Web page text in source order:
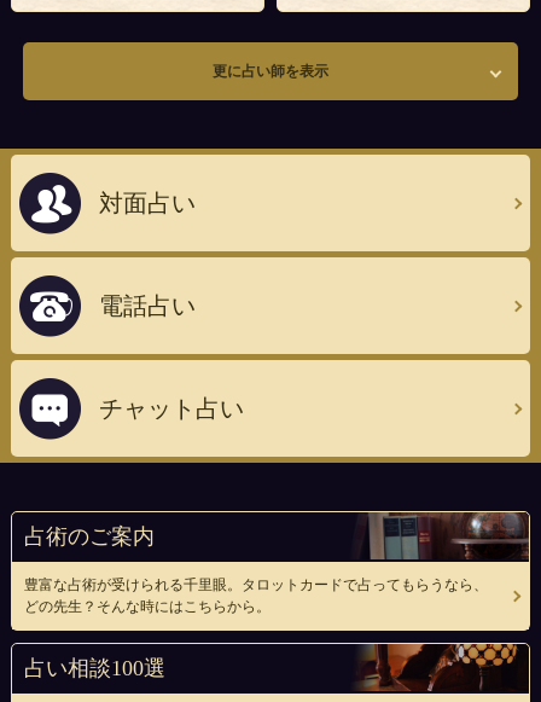
更に占い師を表示
対面占い
電話占い
チャット占い
占術のご案内
豊富な占術が受けられる千里眼。タロットカードで占ってもらうなら、
どの先生？そんな時にはこちらから。
占い相談100選